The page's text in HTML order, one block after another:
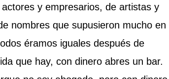
y empresarios, de artistas y
nombres que supusieron mucho en
éramos iguales después de
que hay, con dinero abres un bar.